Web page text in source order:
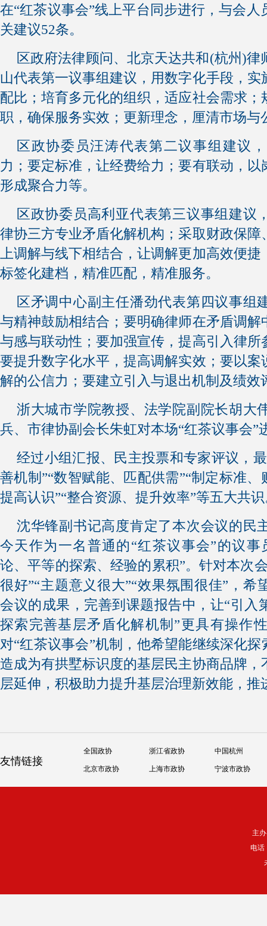
在“红茶议事会”线上平台同步进行，与会
关建议52条。
区政府法律顾问、北京天达共和(杭州)律
山代表第一议事组建议，用数字化手段，实
配比；培育多元化的组织，适应社会需求；
职，确保服务实效；更新理念，厘清市场与
区政协委员汪涛代表第二议事组建议
力；要定标准，让经费给力；要有联动，
形成聚合力等。
区政协委员高利亚代表第三议事组建议
律协三方专业矛盾化解机构；采取财政保障
上调解与线下相结合，让调解更加高效便
标签化建档，精准匹配，精准服务。
区矛调中心副主任潘劲代表第四议事组
与精神鼓励相结合；要明确律师在矛盾调解
与感与联动性；要加强宣传，提高引入律所
要提升数字化水平，提高调解实效；要以案
解的公信力；要建立引入与退出机制及绩效
浙大城市学院教授、法学院副院长胡大
兵、市律协副会长朱虹对本场“红茶议事会”
经过小组汇报、民主投票和专家评议，
善机制”“数智赋能、匹配供需”“制定标准、
提高认识”“整合资源、提升效率”等五大共
沈华锋副书记高度肯定了本次会议的民
今天作为一名普通的“红茶议事会”的议事
论、平等的探索、经验的累积”。针对本次
很好”“主题意义很大”“效果氛围很佳”，希
会议的成果，完善到课题报告中，让“引入
探索完善基层矛盾化解机制”更具有操作
对“红茶议事会”机制，他希望能继续深化探
造成为有拱墅标识度的基层民主协商品牌，
层延伸，积极助力提升基层治理新效能，推